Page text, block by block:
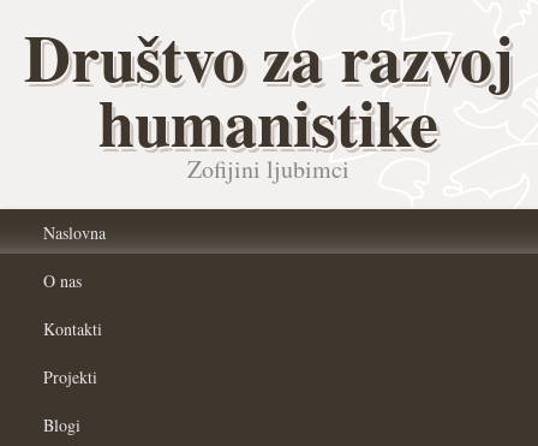
Društvo za razvoj
humanistike
Zofijini ljubimci
Naslovna
O nas
Kontakti
Projekti
Blogi